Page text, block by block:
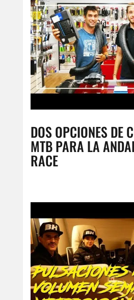
DOS OPCIONES DE
MTB PARA LA
RACE